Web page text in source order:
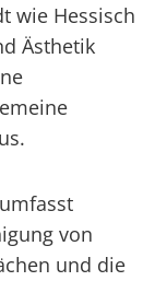
wie Hessisch
Ästhetik
von
und die